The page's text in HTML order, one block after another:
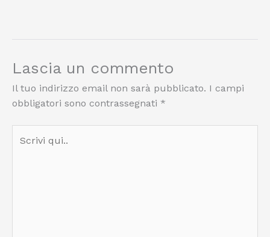
Lascia un commento
Il tuo indirizzo email non sarà pubblicato. I campi
obbligatori sono contrassegnati *
qui..